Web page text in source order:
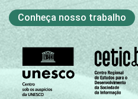
Conheça nosso trabalho